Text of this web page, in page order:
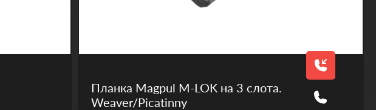
Планка Magpul M-LOK на 3 слота.
Weaver/Picatinny